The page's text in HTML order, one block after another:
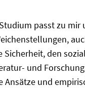
passt zu
den
und
und